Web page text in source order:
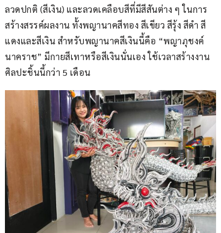
ลวดปกติ (สีเงิน) และลวดเคลือบสีที่มีสีสันต่าง ๆ ในการ
สร้างสรรค์ผลงาน ทั้งพญานาคสีทอง สีเขียว สีรุ้ง สีดำ สี
แดงและสีเงิน สำหรับพญานาคสีเงินนี้คือ “พญาภุชงค์
นาคราช” มีกายสีเทาหรือสีเงินนั่นเอง ใช้เวลาสร้างงาน
ศิลปะชิ้นนี้กว่า 5 เดือน